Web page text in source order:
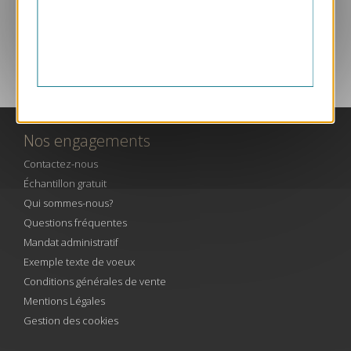
Nos engagements
Contactez-nous
Échantillon gratuit
Qui sommes-nous?
Questions fréquentes
Mandat administratif
Exemple texte de voeux
Conditions générales de vente
Mentions Légales
Gestion des cookies